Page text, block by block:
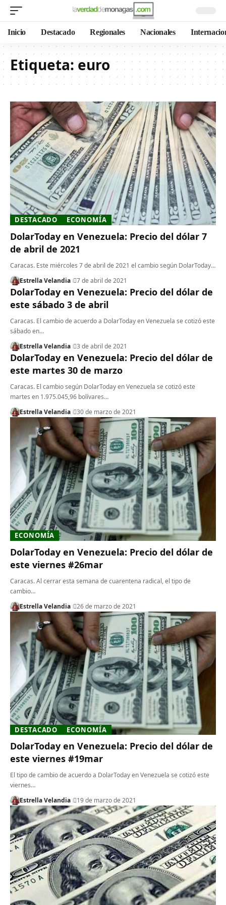
Inicio Destacado Regionales Nacionales
Etiqueta: euro
DESTACADO ECONOMÍA
DolarToday en Venezuela: Precio del dólar 7
de abril de 2021
Caracas. Este miércoles 7 de abril de 2021 el cambio según DolarToday…
Estrella Velandia
7 de abril de 2021
DolarToday en Venezuela: Precio del dólar de
este sábado 3 de abril
Caracas. El cambio de acuerdo a DolarToday en Venezuela se cotizó este
sábado en…
Estrella Velandia
3 de abril de 2021
DolarToday en Venezuela: Precio del dólar de
este martes 30 de marzo
Caracas. El cambio según DolarToday en Venezuela se cotizó este
martes en 1.975.045,96 bolívares…
Estrella Velandia
30 de marzo de 2021
ECONOMÍA
DolarToday en Venezuela: Precio del dólar de
este viernes #26mar
Caracas. Al cerrar esta semana de cuarentena radical, el tipo de
cambio…
Estrella Velandia
26 de marzo de 2021
DESTACADO ECONOMÍA
DolarToday en Venezuela: Precio del dólar de
este viernes #19mar
El tipo de cambio de acuerdo a DolarToday en Venezuela se cotizó este
viernes…
Estrella Velandia
19 de marzo de 2021